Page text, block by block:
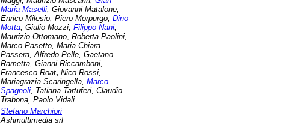
Maria Maselli, Giovanni Matalone,
Enrico Milesio, Piero Morpurgo, Dino
Motta, Giulio Mozzi, Filippo Nani,
Maurizio Ottomano, Roberta Paolini,
Marco Pasetto, Maria Chiara
Passera,Alfredo Pelle, Gaetano
Rametta, Gianni Riccamboni,
Francesco Roat, Nico Rossi,
Mariagrazia Scaringella, Marco
Spagnoli, Tatiana Tartuferi, Claudio
Trabona, Paolo Vidali
Stefano Marchiori
Ashmultimedia srl